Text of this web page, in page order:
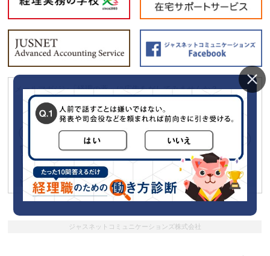
メールマガジン「経理の薬」に広告をだしてみませんか？
ジャスネットコミュニケーションズ株式会社